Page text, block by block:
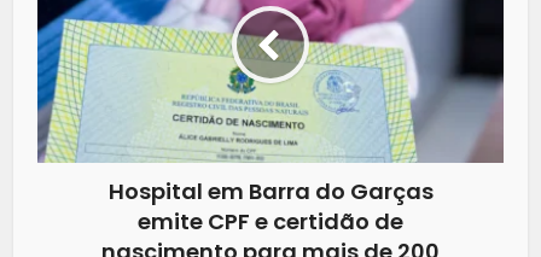
Hospital em Barra do Garças
emite CPF e certidão de